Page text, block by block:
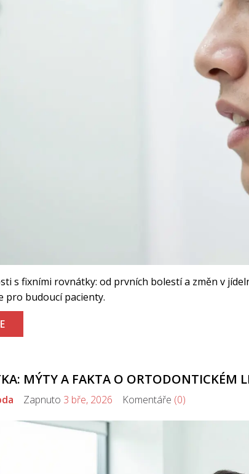
s fixními rovnátky: od prvních bolestí a změn v
pro budoucí pacienty.
MÝTY A FAKTA O ORTODONTICKÉM
Zapnuto 3 bře, 2026 Komentáře (0)